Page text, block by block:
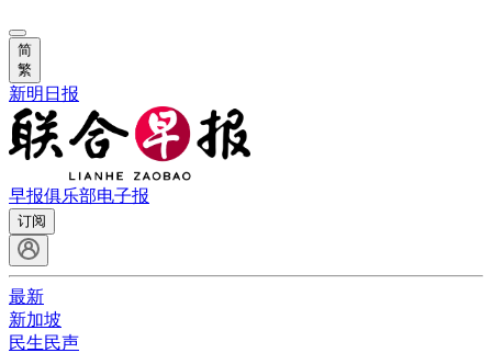
简
繁
新明日报
早报俱乐部电子报
订阅
最新
新加坡
民生民声